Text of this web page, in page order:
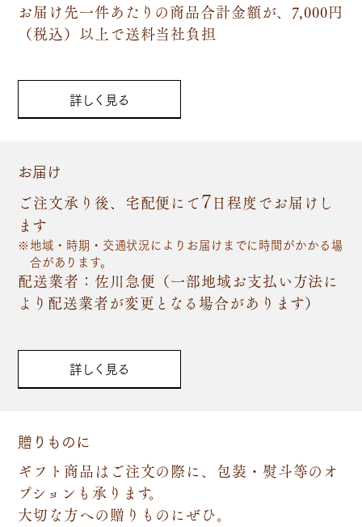
お届け先一件あたりの商品合計金額が、7,000円
（税込）以上で送料当社負担
詳しく見る
お届け
ご注文承り後、宅配便にて7日程度でお届けし
ます
地域・時期・交通状況によりお届けまでに時間がかかる場
合があります。
配送業者：佐川急便（一部地域お支払い方法に
より配送業者が変更となる場合があります）
詳しく見る
贈りものに
ギフト商品はご注文の際に、包装・熨斗等のオ
プションも承ります。
大切な方への贈りものにぜひ。